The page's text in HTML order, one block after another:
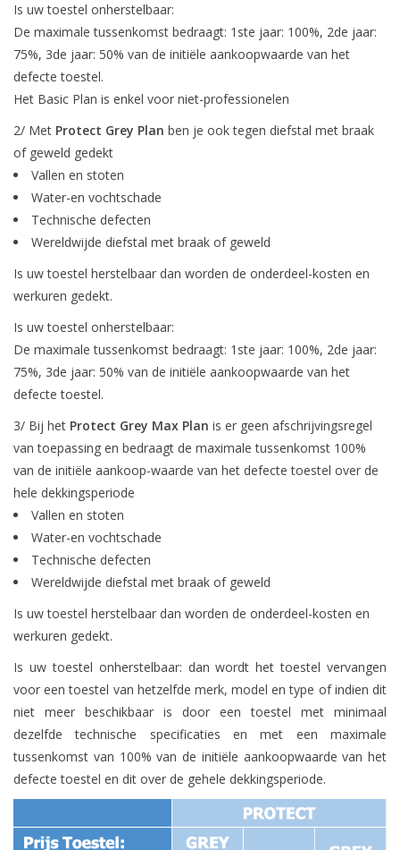
Is uw toestel onherstelbaar:
De maximale tussenkomst bedraagt: 1ste jaar: 100%, 2de jaar:
75%, 3de jaar: 50% van de initiële aankoopwaarde van het
defecte toestel.
Het Basic Plan is enkel voor niet-professionelen
2/ Met Protect Grey Plan ben je ook tegen diefstal met braak
of geweld gedekt
Vallen en stoten
Water-en vochtschade
Technische defecten
Wereldwijde diefstal met braak of geweld
Is uw toestel herstelbaar dan worden de onderdeel-kosten en
werkuren gedekt.
Is uw toestel onherstelbaar:
De maximale tussenkomst bedraagt: 1ste jaar: 100%, 2de jaar:
75%, 3de jaar: 50% van de initiële aankoopwaarde van het
defecte toestel.
3/ Bij het Protect Grey Max Plan is er geen afschrijvingsregel
van toepassing en bedraagt de maximale tussenkomst 100%
van de initiële aankoop-waarde van het defecte toestel over de
hele dekkingsperiode
Vallen en stoten
Water-en vochtschade
Technische defecten
Wereldwijde diefstal met braak of geweld
Is uw toestel herstelbaar dan worden de onderdeel-kosten en
werkuren gedekt.
Is uw toestel onherstelbaar: dan wordt het toestel vervangen
voor een toestel van hetzelfde merk, model en type of indien dit
niet meer beschikbaar is door een toestel met minimaal
dezelfde technische specificaties en met een maximale
tussenkomst van 100% van de initiële aankoopwaarde van het
defecte toestel en dit over de gehele dekkingsperiode.